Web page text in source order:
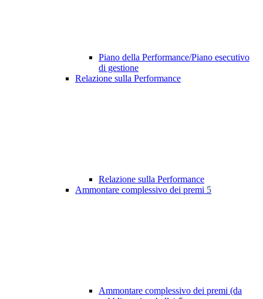
Piano della Performance/Piano esecutivo
di gestione
Relazione sulla Performance
Relazione sulla Performance
Ammontare complessivo dei premi 5
Ammontare complessivo dei premi (da